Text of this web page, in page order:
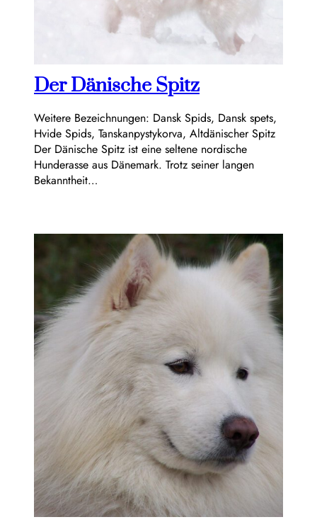
Der Dänische Spitz
Weitere Bezeichnungen: Dansk Spids, Dansk spets,
Hvide Spids, Tanskanpystykorva, Altdänischer Spitz
Der Dänische Spitz ist eine seltene nordische
Hunderasse aus Dänemark. Trotz seiner langen
Bekanntheit…